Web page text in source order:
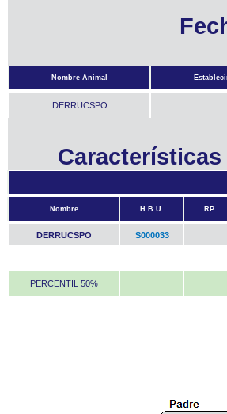
Nombre Animal
DERRUCSPO
Nombre H.B.U. RP
DERRUCSPO S000033
PERCENTIL 50%